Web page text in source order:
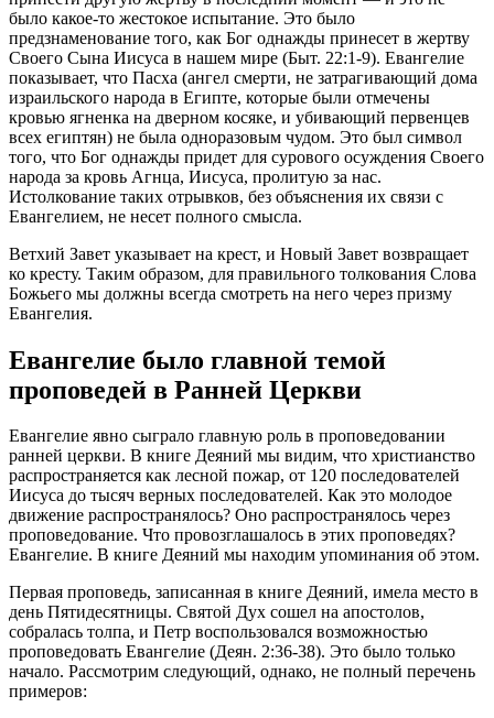
было какое-то жестокое испытание. Это было
предзнаменование того, как Бог однажды принесет в жертву
Своего Сына Иисуса в нашем мире (Быт. 22:1-9). Евангелие
показывает, что Пасха (ангел смерти, не затрагивающий дома
израильского народа в Египте, которые были отмечены
кровью ягненка на дверном косяке, и убивающий первенцев
всех египтян) не была одноразовым чудом. Это был символ
того, что Бог однажды придет для сурового осуждения Своего
народа за кровь Агнца, Иисуса, пролитую за нас.
Истолкование таких отрывков, без объяснения их связи с
Евангелием, не несет полного смысла.
Ветхий Завет указывает на крест, и Новый Завет возвращает
ко кресту. Таким образом, для правильного толкования Слова
Божьего мы должны всегда смотреть на него через призму
Евангелия.
Евангелие было главной темой
проповедей в Ранней Церкви
Евангелие явно сыграло главную роль в проповедовании
ранней церкви. В книге Деяний мы видим, что христианство
распространяется как лесной пожар, от 120 последователей
Иисуса до тысяч верных последователей. Как это молодое
движение распространялось? Оно распространялось через
проповедование. Что провозглашалось в этих проповедях?
Евангелие. В книге Деяний мы находим упоминания об этом.
Первая проповедь, записанная в книге Деяний, имела место в
день Пятидесятницы. Святой Дух сошел на апостолов,
собралась толпа, и Петр воспользовался возможностью
проповедовать Евангелие (Деян. 2:36-38). Это было только
начало. Рассмотрим следующий, однако, не полный перечень
примеров: